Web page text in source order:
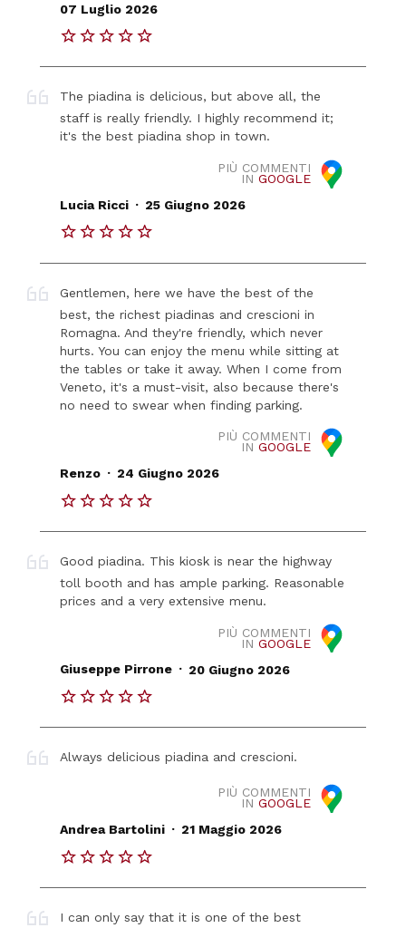
07 Luglio 2026
The piadina is delicious, but above all, the
staff is really friendly. I highly recommend it;
it's the best piadina shop in town.
PIÙ COMMENTI
IN GOOGLE
Lucia Ricci . 25 Giugno 2026
Gentlemen, here we have the best of the
best, the richest piadinas and crescioni in
Romagna. And they're friendly, which never
hurts. You can enjoy the menu while sitting at
the tables or take it away. When I come from
Veneto, it's a must-visit, also because there's
no need to swear when finding parking.
PIÙ COMMENTI
IN GOOGLE
Renzo . 24 Giugno 2026
Good piadina. This kiosk is near the highway
toll booth and has ample parking. Reasonable
prices and a very extensive menu.
PIÙ COMMENTI
IN GOOGLE
Giuseppe Pirrone . 20 Giugno 2026
Always delicious piadina and crescioni.
PIÙ COMMENTI
IN GOOGLE
Andrea Bartolini . 21 Maggio 2026
I can only say that it is one of the best